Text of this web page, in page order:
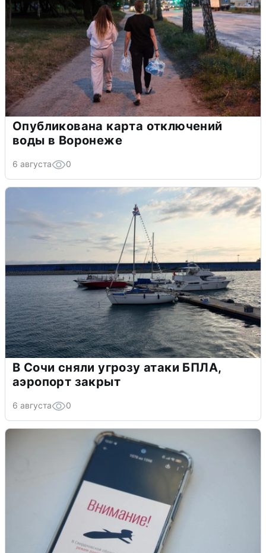
Опубликована карта отключений
воды в Воронеже
6 августа 0
В Сочи сняли угрозу атаки БПЛА,
аэропорт закрыт
6 августа 0